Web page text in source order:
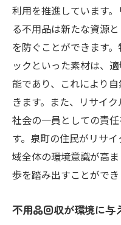
利用を推進しています
る不用品は新たな資源
を防ぐことができます
ックといった素材は、
能であり、これにより
きます。また、リサイ
社会の一員としての責
す。泉町の住民がリサ
域全体の環境意識が高
歩を踏み出すことができ
不用品回収が環境に与